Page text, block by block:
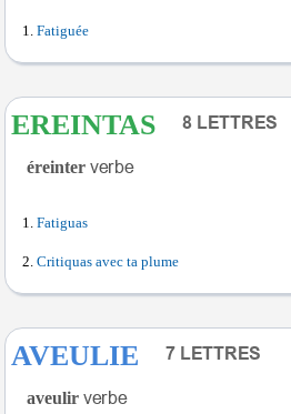
Fatiguée
EREINTAS
éreinter
Fatiguas
Critiquas avec ta plume
AVEULIE
aveulir